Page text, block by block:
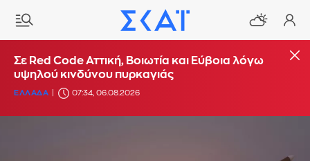
Σε Red Code Αττική, Βοιωτία και Εύβοια λόγω
υψηλού κινδύνου πυρκαγιάς
ΕΛΛΑΔΑ 07:34, 06.08.2026